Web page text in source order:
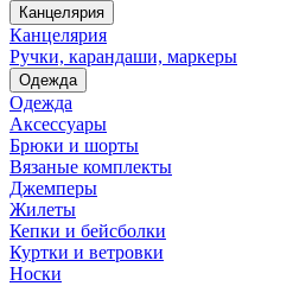
Канцелярия
Канцелярия
Ручки, карандаши, маркеры
Одежда
Одежда
Аксессуары
Брюки и шорты
Вязаные комплекты
Джемперы
Жилеты
Кепки и бейсболки
Куртки и ветровки
Носки